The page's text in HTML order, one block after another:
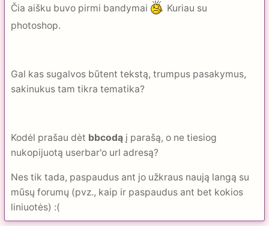
Čia aišku buvo pirmi bandymai
Kuriau su
photoshop.
Gal kas sugalvos būtent tekstą, trumpus pasakymus,
sakinukus tam tikra tematika?
Kodėl prašau dėt bbcodą į parašą, o ne tiesiog
nukopijuotą userbar'o url adresą?
Nes tik tada, paspaudus ant jo užkraus naują langą su
mūsų forumų (pvz., kaip ir paspaudus ant bet kokios
liniuotės) :(